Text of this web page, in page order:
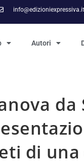
info@edizioniexpressiva.it
Autori
da
di una